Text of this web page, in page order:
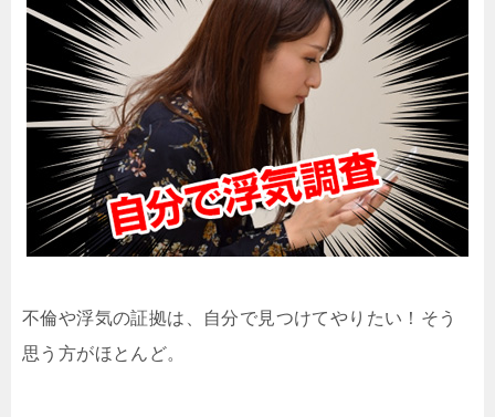
不倫や浮気の証拠は、自分で見つけてやりたい！そう
思う方がほとんど。